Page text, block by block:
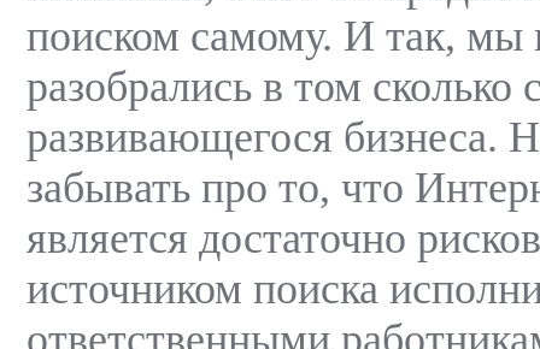
поиском самому. И так, мы
разобрались в том сколько
развивающегося бизнеса.
забывать про то, что
является достаточно
источником поиска
ответственными